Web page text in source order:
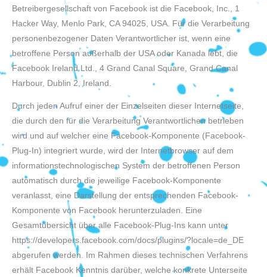
Betreibergesellschaft von Facebook ist die Facebook, Inc., 1
Hacker Way, Menlo Park, CA 94025, USA. Für die Verarbeitung
personenbezogener Daten Verantwortlicher ist, wenn eine
betroffene Person außerhalb der USA oder Kanada lebt, die
Facebook Ireland Ltd., 4 Grand Canal Square, Grand Canal
Harbour, Dublin 2, Ireland.
Durch jeden Aufruf einer der Einzelseiten dieser Internetseite,
die durch den für die Verarbeitung Verantwortlichen betrieben
wird und auf welcher eine Facebook-Komponente (Facebook-
Plug-In) integriert wurde, wird der Internetbrowser auf dem
informationstechnologischen System der betroffenen Person
automatisch durch die jeweilige Facebook-Komponente
veranlasst, eine Darstellung der entsprechenden Facebook-
Komponente von Facebook herunterzuladen. Eine
Gesamtübersicht über alle Facebook-Plug-Ins kann unter
https://developers.facebook.com/docs/plugins/?locale=de_DE
abgerufen werden. Im Rahmen dieses technischen Verfahrens
erhält Facebook Kenntnis darüber, welche konkrete Unterseite